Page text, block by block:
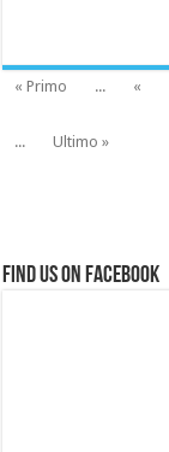
« Primo ... «
...
Ultimo »
Find us on Facebook